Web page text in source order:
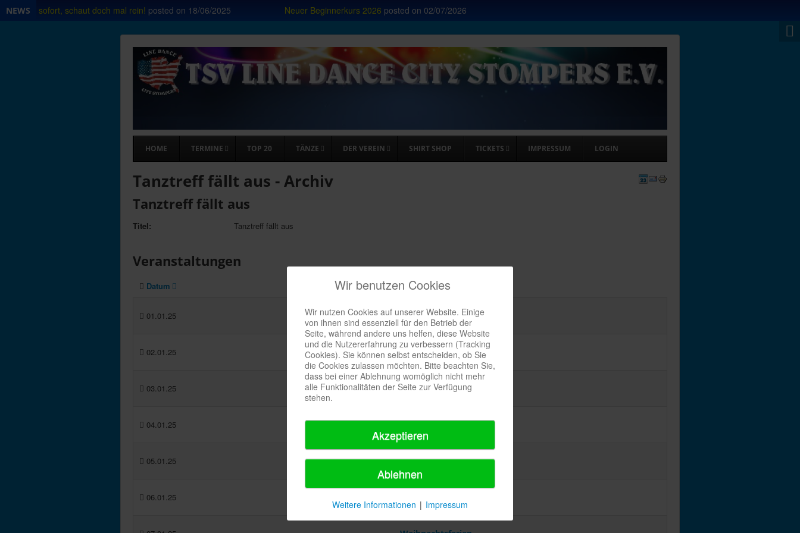
NEWSab sofort, schaut doch mal rein! posted on 18/06/2025 Neuer Beginnerkurs 2026 posted on 02/07/2026
HOME TERMINE TOP 20 TÄNZE DER VEREIN SHIRT SHOP TICKETS IMPRESSUM LOGIN
Tanztreff fällt aus - Archiv
Tanztreff fällt aus
Titel: Tanztreff fällt aus
Veranstaltungen
Datum Titel
01.01.25 Weihnachtsferien
02.01.25 Weihnachtsferien
03.01.25 Weihnachtsferien
04.01.25 Weihnachtsferien
05.01.25 Weihnachtsferien
06.01.25
Wir benutzen Cookies
Wir nutzen Cookies auf unserer Website. Einige
von ihnen sind essenziell für den Betrieb der
Seite, während andere uns helfen, diese Website
und die Nutzererfahrung zu verbessern (Tracking
Cookies). Sie können selbst entscheiden, ob Sie
die Cookies zulassen möchten. Bitte beachten Sie,
dass bei einer Ablehnung womöglich nicht mehr
alle Funktionalitäten der Seite zur Verfügung
stehen.
Akzeptieren
Ablehnen
Weitere Informationen | Impressum